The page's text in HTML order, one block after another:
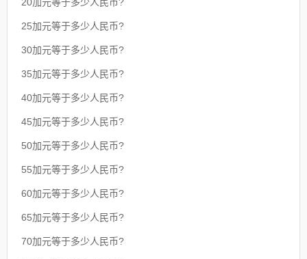
20加元等于多少人民币?
25加元等于多少人民币?
30加元等于多少人民币?
35加元等于多少人民币?
40加元等于多少人民币?
45加元等于多少人民币?
50加元等于多少人民币?
55加元等于多少人民币?
60加元等于多少人民币?
65加元等于多少人民币?
70加元等于多少人民币?